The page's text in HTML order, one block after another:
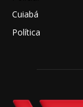
Cuiabá
Política